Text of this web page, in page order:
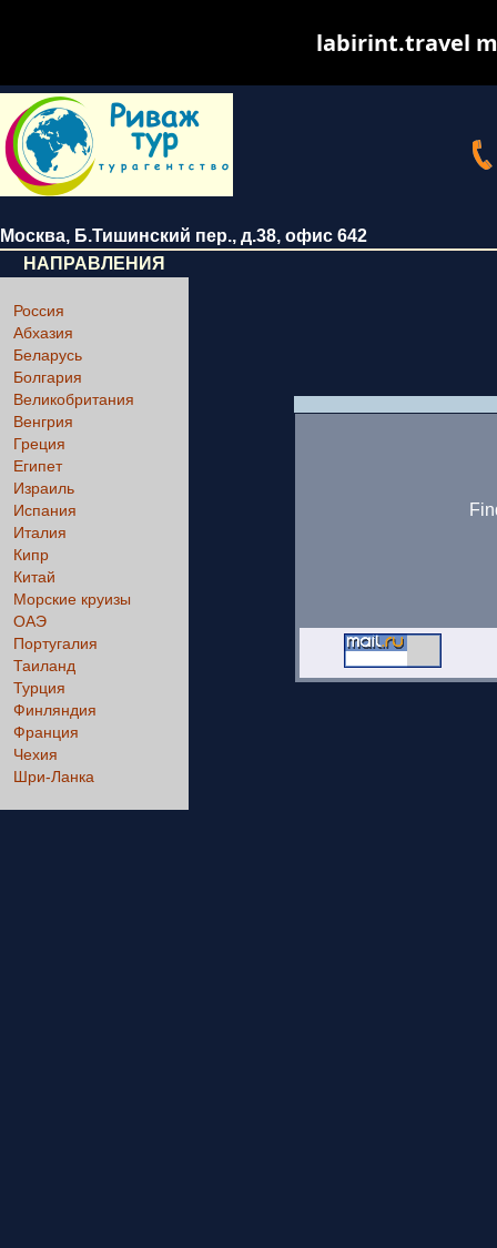
Москва, Б.Тишинский пер., д.38, офис 642
НАПРАВЛЕНИЯ
Россия
Абхазия
Беларусь
Болгария
Великобритания
Венгрия
Греция
Египет
Израиль
Испания
Италия
Кипр
Китай
Морские круизы
ОАЭ
Португалия
Таиланд
Турция
Финляндия
Франция
Чехия
Шри-Ланка
labirint.travel